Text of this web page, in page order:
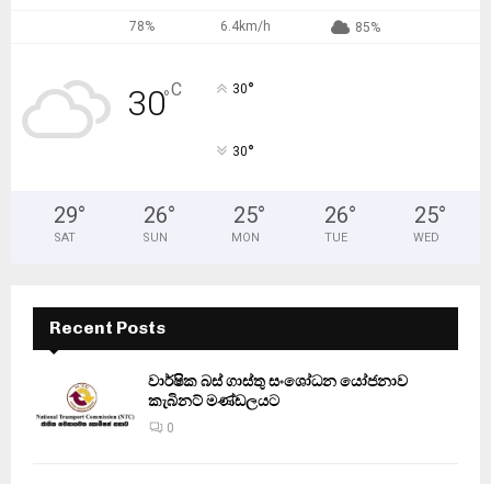
78% 6.4km/h 85%
30°C 30°
30°
29°
SAT
26°
SUN
25°
MON
26°
TUE
25°
WED
Recent Posts
වාර්ෂික බස් ගාස්තු සංශෝධන යෝජනාව
කැබිනට් මණ්ඩලයට
0